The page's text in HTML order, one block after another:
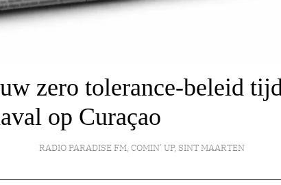
zero tolerance-beleid
op Curaçao
RADIO PARADISE FM, COMIN' UP, SINT MAARTEN